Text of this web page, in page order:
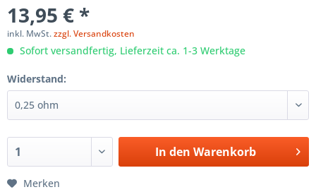
13,95 € *
inkl. MwSt.zzgl. Versandkosten
Sofort versandfertig, Lieferzeit ca. 1-3 Werktage
Widerstand:
In den Warenkorb
Merken